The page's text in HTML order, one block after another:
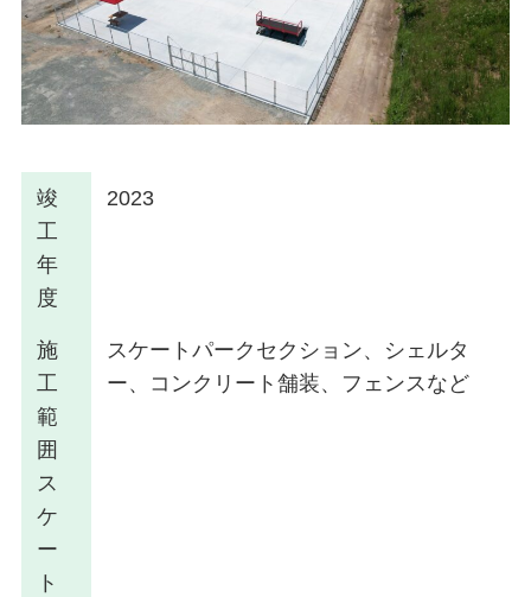
竣
工
年
度
2023
施
工
範
囲
ス
ケ
ー
ト
スケートパークセクション、シェルタ
ー、コンクリート舗装、フェンスなど